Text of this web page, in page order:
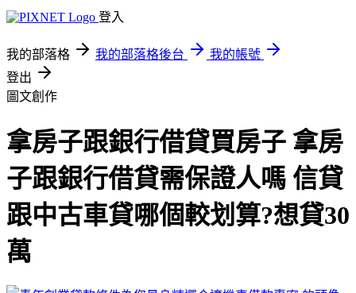
登入
我的部落格 我的部落格後台
我的帳號
登出
圖文創作
拿房子跟銀行借貸買房子 拿房
子跟銀行借貸需保證人嗎 信貸
跟中古車貸哪個較划算?想貸30
萬